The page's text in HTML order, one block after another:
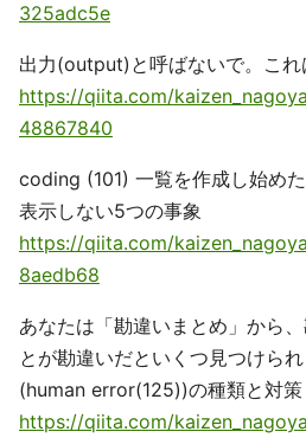
325adc5e
出力(output)と呼ばないで。これ
https://qiita.com/
48867840
coding (101) 一覧を作成し始め
表示しない5つの事象
https://qiita.com/
8aedb68
あなたは「勘違いまとめ」から
とが勘違いだといくつ見つけら
(human error(125))の種類と対策
https://qiita.com/